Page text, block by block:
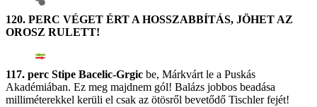
120. PERC VÉGET ÉRT A HOSSZABBÍTÁS, JÖHET AZ
OROSZ RULETT!
117. perc Stipe Bacelic-Grgic be, Márkvárt le a Puskás
Akadémiában. Ez meg majdnem gól! Balázs jobbos beadása
milliméterekkel kerüli el csak az ötösről bevetődő Tischler fejét!